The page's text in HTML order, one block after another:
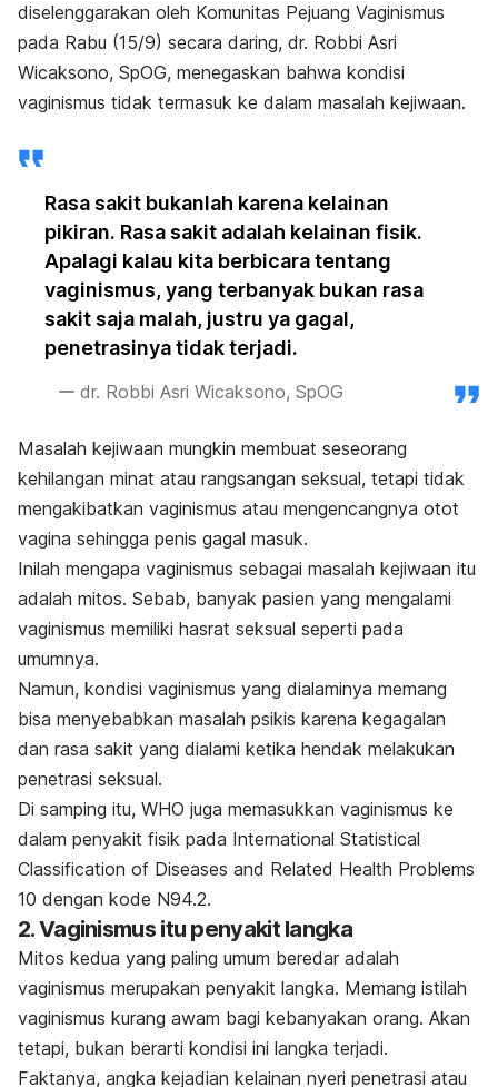
diselenggarakan oleh Komunitas Pejuang Vaginismus
pada Rabu (15/9) secara daring, dr. Robbi Asri
Wicaksono, SpOG, menegaskan bahwa kondisi
vaginismus tidak termasuk ke dalam masalah kejiwaan.
Rasa sakit bukanlah karena kelainan
pikiran. Rasa sakit adalah kelainan fisik.
Apalagi kalau kita berbicara tentang
vaginismus, yang terbanyak bukan rasa
sakit saja malah, justru ya gagal,
penetrasinya tidak terjadi.
dr. Robbi Asri Wicaksono, SpOG
Masalah kejiwaan mungkin membuat seseorang
kehilangan minat atau rangsangan seksual, tetapi tidak
mengakibatkan vaginismus atau mengencangnya otot
vagina sehingga penis gagal masuk.
Inilah mengapa vaginismus sebagai masalah kejiwaan itu
adalah mitos. Sebab, banyak pasien yang mengalami
vaginismus memiliki hasrat seksual seperti pada
umumnya.
Namun, kondisi vaginismus yang dialaminya memang
bisa menyebabkan masalah psikis karena kegagalan
dan rasa sakit yang dialami ketika hendak melakukan
penetrasi seksual.
Di samping itu, WHO juga memasukkan vaginismus ke
dalam penyakit fisik pada International Statistical
Classification of Diseases and Related Health Problems
10 dengan kode N94.2.
2. Vaginismus itu penyakit langka
Mitos kedua yang paling umum beredar adalah
vaginismus merupakan penyakit langka. Memang istilah
vaginismus kurang awam bagi kebanyakan orang. Akan
tetapi, bukan berarti kondisi ini langka terjadi.
Faktanya, angka kejadian kelainan nyeri penetrasi atau